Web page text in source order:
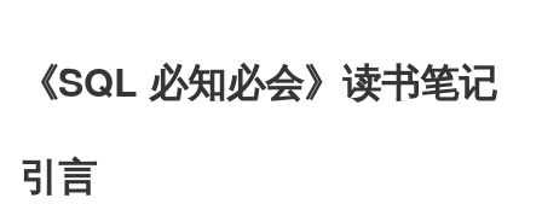
《SQL 必知必会》读书笔记
引言